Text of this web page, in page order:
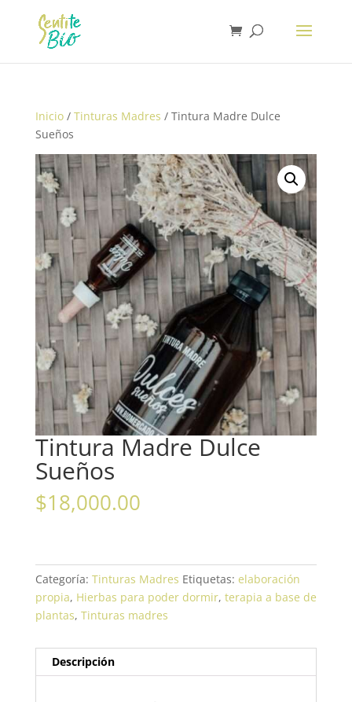
Inicio/ Tinturas Madres / Tintura Madre Dulce
Sueños
Tintura Madre Dulce
Sueños
$18,000.00
Categoría: Tinturas Madres Etiquetas: elaboración
propia, Hierbas para poder dormir, terapia a base de
plantas, Tinturas madres
Descripción